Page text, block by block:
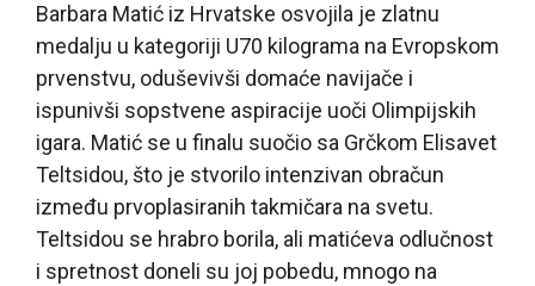
Barbara Matić iz Hrvatske osvojila je zlatnu
medalju u kategoriji U70 kilograma na Evropskom
prvenstvu, oduševivši domaće navijače i
ispunivši sopstvene aspiracije uoči Olimpijskih
igara. Matić se u finalu suočio sa Grčkom Elisavet
Teltsidou, što je stvorilo intenzivan obračun
između prvoplasiranih takmičara na svetu.
Teltsidou se hrabro borila, ali matićeva odlučnost
i spretnost doneli su joj pobedu, mnogo na